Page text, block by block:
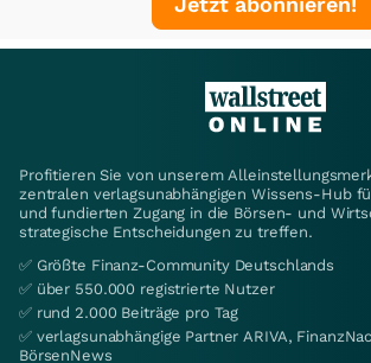
Profitieren Sie von unserem
zentralen verlagsunabhängigen Wissens-Hub
und fundierten Zugang in die Börsen- und
strategische Entscheidungen zu treffen.
✅ Größte Finanz-Community Deutschlands
✅ über 550.000 registrierte Nutzer
✅ rund 2.000 Beiträge pro Tag
✅ verlagsunabhängige Partner ARIVA,
BörsenNews